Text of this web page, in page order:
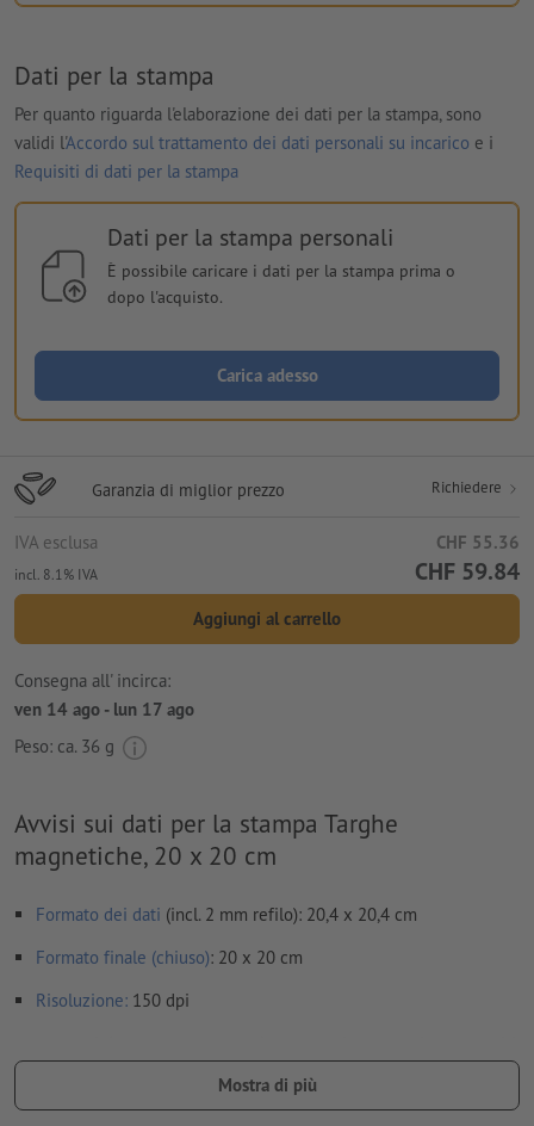
Dati per la stampa
Per quanto riguarda l'elaborazione dei dati per la stampa, sono
validi l'Accordo sul trattamento dei dati personali su incarico e i
Requisiti di dati per la stampa
Dati per la stampa personali
È possibile caricare i dati per la stampa prima o
dopo l'acquisto.
Carica adesso
Garanzia di miglior prezzo Richiedere
IVA esclusa CHF 55.36
incl. 8.1% IVA CHF 59.84
Aggiungi al carrello
Consegna all' incirca:
ven 14 ago - lun 17 ago
Peso: ca. 36 g
Avvisi sui dati per la stampa Targhe
magnetiche, 20 x 20 cm
Formato dei dati (incl. 2 mm refilo): 20,4 x 20,4 cm
Formato finale (chiuso): 20 x 20 cm
Risoluzione: 150 dpi
Non correggiamoerrori di ortografia e sintassi
Mostra di più